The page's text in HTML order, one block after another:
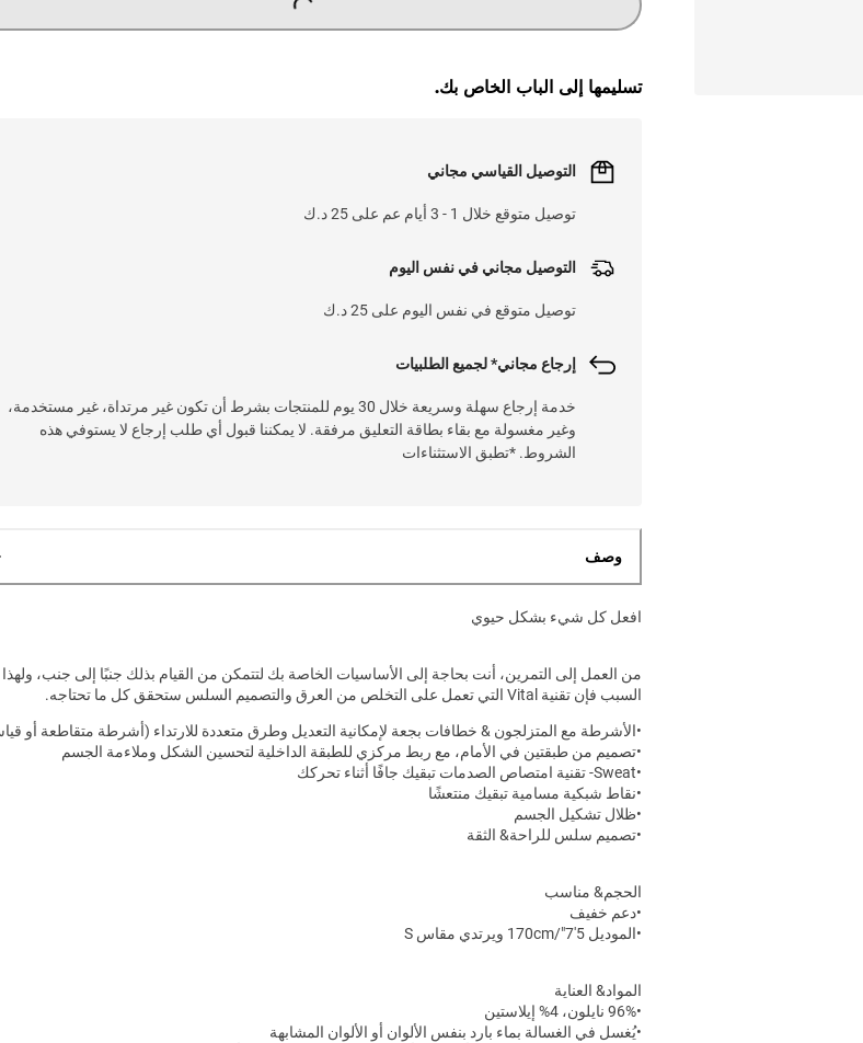
تسليمها إلى الباب الخاص بك.
التوصيل القياسي مجاني
توصيل متوقع خلال 1 - 3 أيام عم على 25 د.ك
التوصيل مجاني في نفس اليوم
توصيل متوقع في نفس اليوم على 25 د.ك
إرجاع مجاني* لجميع الطلبيات
خدمة إرجاع سهلة وسريعة خلال 30 يوم للمنتجات بشرط أن تكون غير مرتداة، غير مستخدمة،
وغير مغسولة مع بقاء بطاقة التعليق مرفقة. لا يمكننا قبول أي طلب إرجاع لا يستوفي هذه
الشروط. *تطبق الاستثناءات
وصف
افعل كل شيء بشكل حيوي
من العمل إلى التمرين، أنت بحاجة إلى الأساسيات الخاصة بك لتتمكن من القيام بذلك جنبًا إلى جنب، ولهذا
السبب فإن تقنية Vital التي تعمل على التخلص من العرق والتصميم السلس ستحقق كل ما تحتاجه.
•الأشرطة مع المتزلجون & خطافات بجعة لإمكانية التعديل وطرق متعددة للارتداء (أشرطة متقاطعة أو
•تصميم من طبقتين في الأمام، مع ربط مركزي للطبقة الداخلية لتحسين الشكل وملاءمة الجسم
•Sweat- تقنية امتصاص الصدمات تبقيك جافًا أثناء تحركك
•نقاط شبكية مسامية تبقيك منتعشًا
•ظلال تشكيل الجسم
•تصميم سلس للراحة& الثقة
الحجم& مناسب
•دعم خفيف
•الموديل 5'7"/170cm ويرتدي مقاس S
المواد& العناية
•96% نايلون، 4% إيلاستين
•يُغسل في الغسالة بماء بارد بنفس الألوان أو الألوان المشابهة